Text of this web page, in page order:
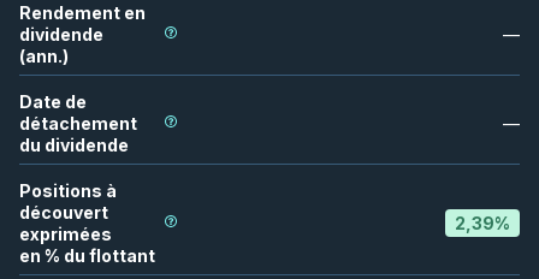
Rendement en
dividende
(ann.)
—
Date de
détachement
du dividende
—
Positions à
découvert
exprimées
en % du flottant
2,39%